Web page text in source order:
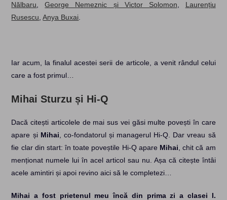
Nălbaru ,George Nemeznic și Victor Solomon
Laurențiu
Rusescu ,Anya Buxai
Iar acum, la finalul acestei serii de articole, a venit rândul celui
care a fost primul…
Mihai Sturzu și Hi-Q
Dacă citești articolele de mai sus vei găsi multe povești în care
apare și Mihai , co-fondatorul și managerul Hi-Q. Dar vreau să
fie clar din start: în toate poveștile Hi-Q apare Mihai , chit că am
menționat numele lui în acel articol sau nu. Așa că citește întâi
acele amintiri și apoi revino aici să le completezi…
Mihai a fost prietenul meu încă din prima zi a clasei I.